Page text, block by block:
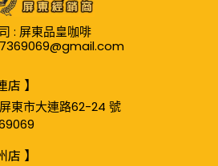
: 屏東品皇咖啡
店 】
東市大連路62-24 號
店 】